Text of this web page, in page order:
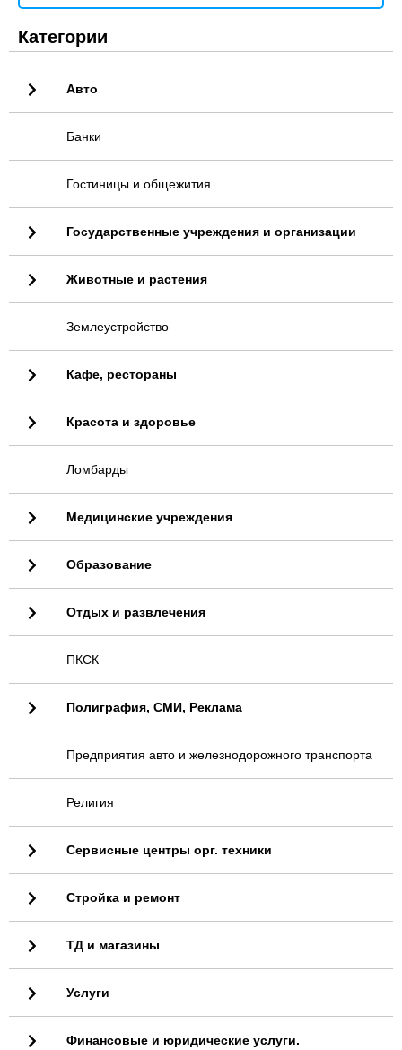
Категории
Авто
Банки
Гостиницы и общежития
Государственные учреждения и организации
Животные и растения
Землеустройство
Кафе, рестораны
Красота и здоровье
Ломбарды
Медицинские учреждения
Образование
Отдых и развлечения
ПКСК
Полиграфия, СМИ, Реклама
Предприятия авто и железнодорожного транспорта
Религия
Сервисные центры орг. техники
Стройка и ремонт
ТД и магазины
Услуги
Финансовые и юридические услуги.